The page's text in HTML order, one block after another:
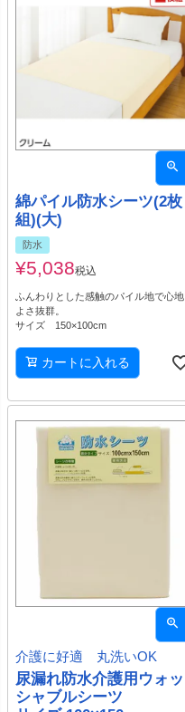
綿パイル防水シーツ(2枚
組)(大)
防水
¥5,038税込
ふんわりとした感触のパイル地で心地
よさ抜群。
サイズ 150×100cm
カートに入れる
介護に好適 丸洗いOK
尿漏れ防水介護用ウォッ
シャブルシーツ